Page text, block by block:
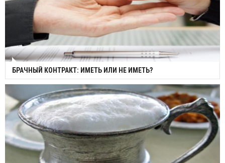
БРАЧНЫЙ КОНТРАКТ: ИМЕТЬ ИЛИ НЕ ИМЕТЬ?